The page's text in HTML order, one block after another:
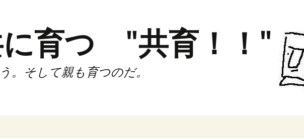
に育つ "共育！！"
。そして親も育つのだ。